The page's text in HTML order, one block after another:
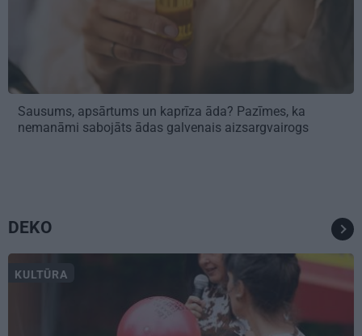
Sausums, apsārtums un kaprīza āda? Pazīmes, ka
nemanāmi sabojāts ādas galvenais aizsargvairogs
DEKO
KULTŪRA